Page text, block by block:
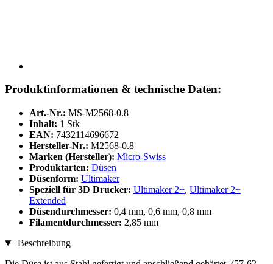
Produktinformationen & technische Daten:
Art.-Nr.: MS-M2568-0.8
Inhalt: 1 Stk
EAN: 7432114696672
Hersteller-Nr.: M2568-0.8
Marken (Hersteller): Micro-Swiss
Produktarten: Düsen
Düsenform: Ultimaker
Speziell für 3D Drucker: Ultimaker 2+, Ultimaker 2+
Extended
Düsendurchmesser: 0,4 mm, 0,6 mm, 0,8 mm
Filamentdurchmesser: 2,85 mm
Beschreibung